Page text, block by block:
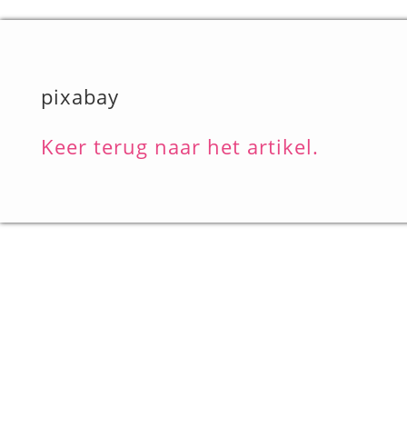
pixabay
Keer terug naar het artikel.